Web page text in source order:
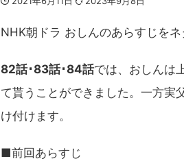
NHK朝ドラ おしんのあらすじをネ
82話･83話･84話では、おしんは
て貰うことができました。一方実
け付けます。
■前回あらすじ